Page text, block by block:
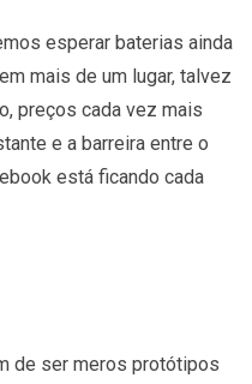
esperar baterias ainda
mais de um lugar, talvez
preços cada vez mais
e a barreira entre o
está ficando cada
de ser meros protótipos